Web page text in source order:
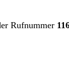
Rufnummer